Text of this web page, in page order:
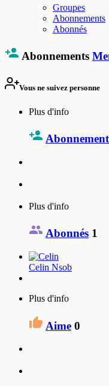
Groupes
Abonnements
Abonnés
Abonnements
Vous ne suivez personne
Plus d'info
Plus d'info
Abonnés 1
Celin Nsob
Plus d'info
Aime 0